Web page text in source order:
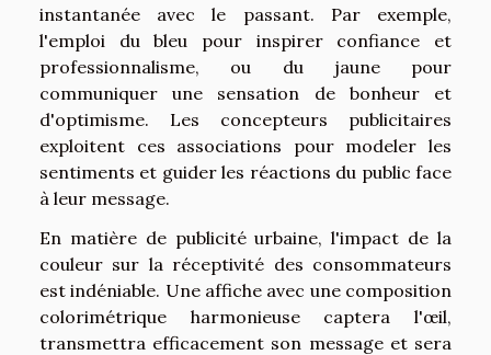
instantanée avec le passant. Par exemple,
l'emploi du bleu pour inspirer confiance et
professionnalisme, ou du jaune pour
communiquer une sensation de bonheur et
d'optimisme. Les concepteurs publicitaires
exploitent ces associations pour modeler les
sentiments et guider les réactions du public face
à leur message.
En matière de publicité urbaine, l'impact de la
couleur sur la réceptivité des consommateurs
est indéniable. Une affiche avec une composition
colorimétrique harmonieuse captera l'œil,
transmettra efficacement son message et sera